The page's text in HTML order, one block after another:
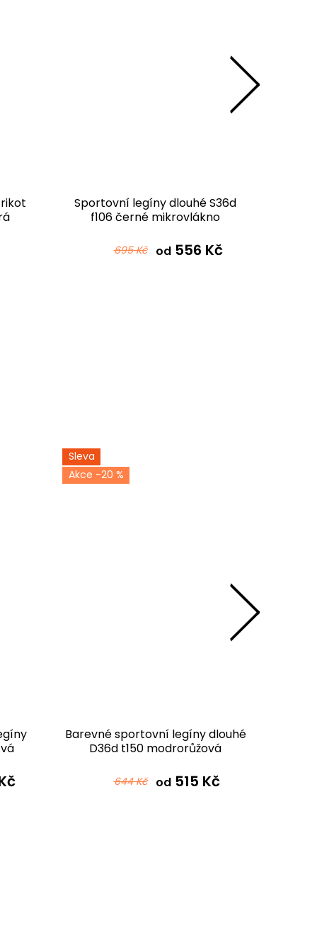
Sportovní legíny dlouhé S36d
f106 černé mikrovlákno
695 Kč od556 Kč
Sleva
-20 %
Barevné sportovní legíny dlouhé
D36d t150 modrorůžová
644 Kč od515 Kč